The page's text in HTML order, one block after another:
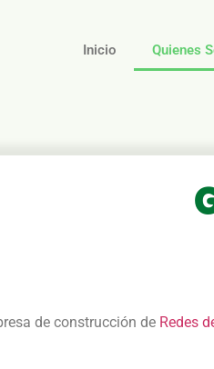
Inicio Quienes
de construcción de Redes